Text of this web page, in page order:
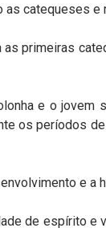
catequeses
as primeiras
e o
os períodos
e a
de espírito